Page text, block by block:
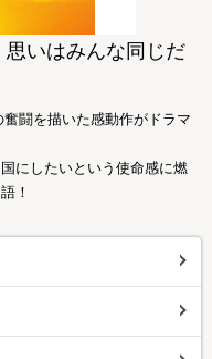
いはみんな同じだ
闘を描いた感動作がドラマ
にしたいという使命感に燃
！